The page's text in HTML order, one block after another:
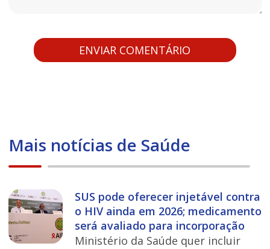
Mais notícias de Saúde
SUS pode oferecer injetável contra
o HIV ainda em 2026; medicamento
será avaliado para incorporação
Ministério da Saúde quer incluir